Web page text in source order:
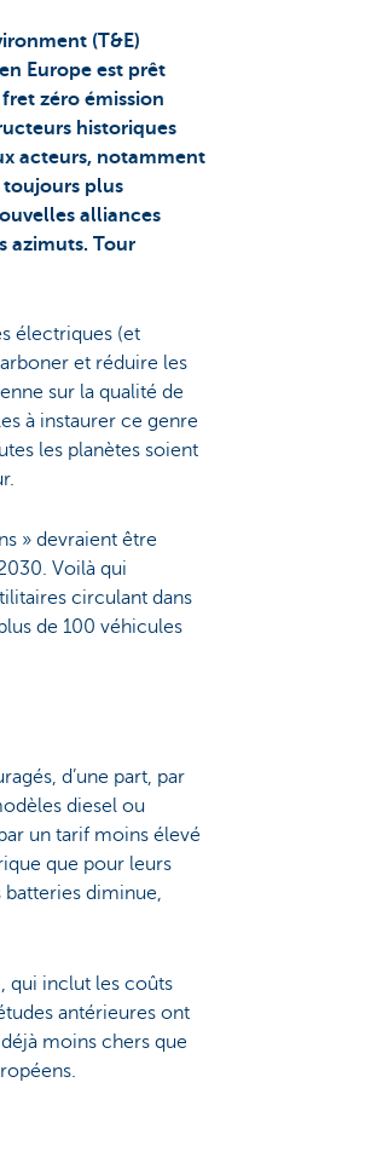
(T&E)
Europe est prêt
zéro émission
historiques
acteurs, notamment
toujours plus
alliances
azimuts. Tour
électriques (et
et réduire les
sur la qualité de
à instaurer ce genre
les planètes soient
» devraient être
Voilà qui
circulant dans
de 100 véhicules
d’une part, par
diesel ou
un tarif moins élevé
que pour leurs
diminue,
qui inclut les coûts
antérieures ont
moins chers que